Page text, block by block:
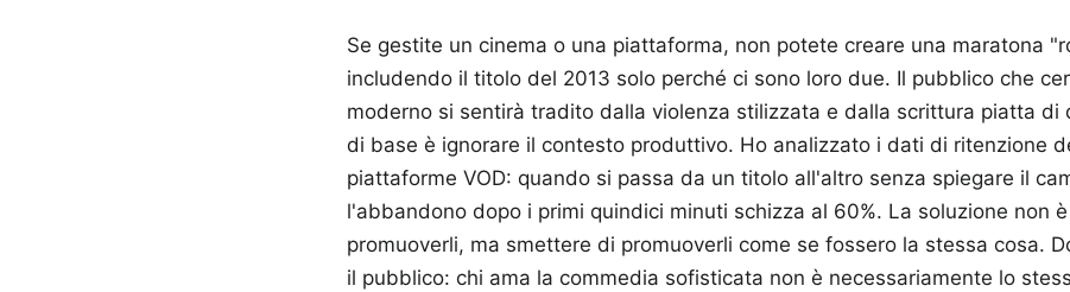
Se gestite un cinema o una piattaforma, non potete creare una maratona
includendo il titolo del 2013 solo perché ci sono loro due. Il pubblico che
moderno si sentirà tradito dalla violenza stilizzata e dalla scrittura piatta di
di base è ignorare il contesto produttivo. Ho analizzato i dati di ritenzione
piattaforme VOD: quando si passa da un titolo all'altro senza spiegare il
l'abbandono dopo i primi quindici minuti schizza al 60%. La soluzione non
promuoverli, ma smettere di promuoverli come se fossero la stessa cosa.
il pubblico: chi ama la commedia sofisticata non è necessariamente lo